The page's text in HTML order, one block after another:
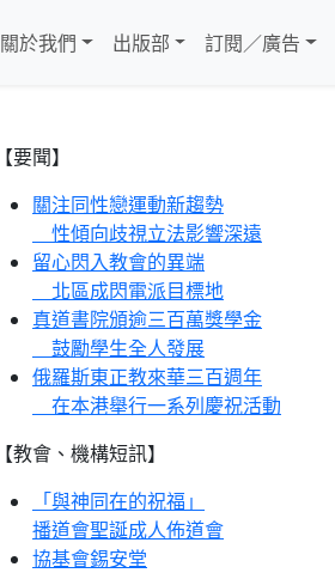
關於我們 出版部 訂閱／廣告
【要聞】
關注同性戀運動新趨勢
性傾向歧視立法影響深遠
留心閃入教會的異端
北區成閃電派目標地
真道書院頒逾三百萬獎學金
鼓勵學生全人發展
俄羅斯東正教來華三百週年
在本港舉行一系列慶祝活動
【教會、機構短訊】
「與神同在的祝福」
播道會聖誕成人佈道會
協基會錫安堂